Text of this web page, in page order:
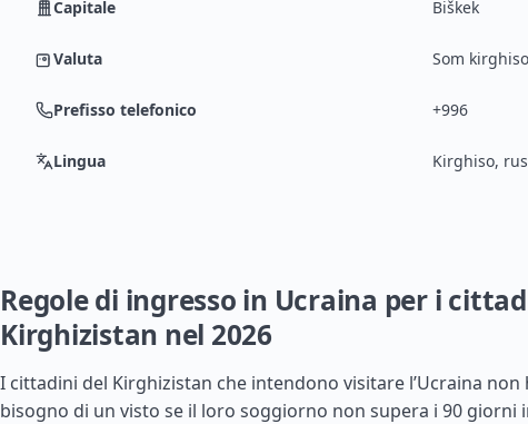
Capitale Biškek
Valuta Som
Prefisso telefonico +996
Lingua Kirghiso,
Regole di ingresso in Ucraina per i
Kirghizistan nel 2026
I cittadini del Kirghizistan che intendono visitare l’Ucraina non
bisogno di un visto se il loro soggiorno non supera i 90 giorni